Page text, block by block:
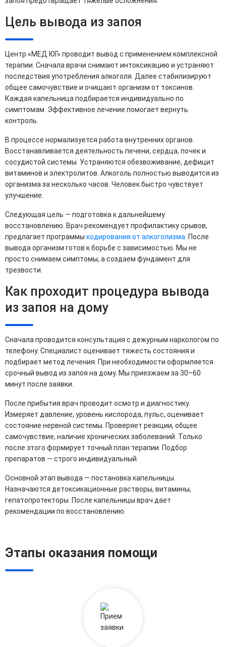
Цель вывода из запоя
Центр «МЕД ЮГ» проводит вывод с применением комплексной
терапии. Сначала врачи снимают интоксикацию и устраняют
последствия употребления алкоголя. Далее стабилизируют
общее самочувствие и очищают организм от токсинов.
Каждая капельница подбирается индивидуально по
симптомам. Эффективное лечение помогает вернуть
контроль.
В процессе нормализуется работа внутренних органов.
Восстанавливается деятельность печени, сердца, почек и
сосудистой системы. Устраняются обезвоживание, дефицит
витаминов и электролитов. Алкоголь полностью выводится из
организма за несколько часов. Человек быстро чувствует
улучшение.
Следующая цель — подготовка к дальнейшему
восстановлению. Врач рекомендует профилактику срывов,
предлагает программы кодирования от алкоголизма. После
вывода организм готов к борьбе с зависимостью. Мы не
просто снимаем симптомы, а создаем фундамент для
трезвости.
Как проходит процедура вывода
из запоя на дому
Сначала проводится консультация с дежурным наркологом по
телефону. Специалист оценивает тяжесть состояния и
подбирает метод лечения. При необходимости оформляется
срочный вывод из запоя на дому. Мы приезжаем за 30–60
минут после заявки.
После прибытия врач проводит осмотр и диагностику.
Измеряет давление, уровень кислорода, пульс, оценивает
состояние нервной системы. Проверяет реакции, общее
самочувствие, наличие хронических заболеваний. Только
после этого формирует точный план терапии. Подбор
препаратов — строго индивидуальный.
Основной этап вывода — постановка капельницы.
Назначаются детоксикационные растворы, витамины,
гепатопротекторы. После капельницы врач дает
рекомендации по восстановлению.
Этапы оказания помощи